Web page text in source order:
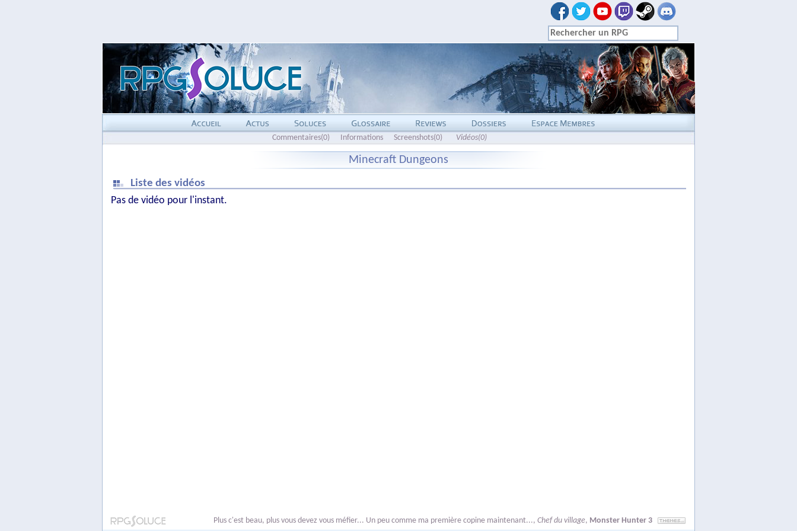
Commentaires(0) Informations Screenshots(0) Vidéos(0)
Minecraft Dungeons
Liste des vidéos
Pas de vidéo pour l'instant.
Plus c'est beau, plus vous devez vous méfier... Un peu comme ma première copine maintenant..., Chef du village, Monster Hunter 3